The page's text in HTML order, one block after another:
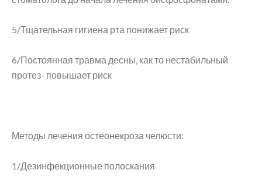
5/Тщательная гигиена рта понижает риск
6/Постоянная травма десны, как то нестабильный
протез- повышает риск
Методы лечения остеонекроза челюсти:
1/Дезинфекционные полоскания